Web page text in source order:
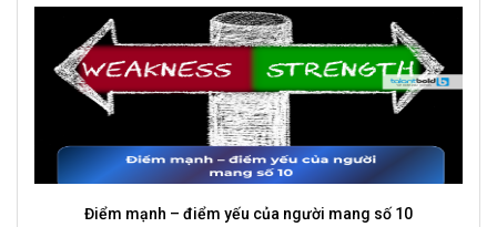
Dopamine detox: Cách lấy lại sự tập trung khi làm việc